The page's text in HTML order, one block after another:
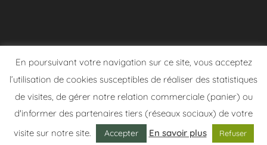
Copyright 2026 - frangotier.fr - Site développé par Le Frangotier
En poursuivant votre navigation sur ce site, vous acceptez
l’utilisation de cookies susceptibles de réaliser des statistiques
de visites, de gérer notre relation commerciale (panier) ou
d'informer des partenaires tiers (réseaux sociaux) de votre
visite sur notre site.
Accepter En savoir plus Refuser